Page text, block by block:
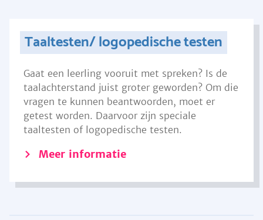
Taaltesten/ logopedische testen
Gaat een leerling vooruit met spreken? Is de
taalachterstand juist groter geworden? Om die
vragen te kunnen beantwoorden, moet er
getest worden. Daarvoor zijn speciale
taaltesten of logopedische testen.
Meer informatie